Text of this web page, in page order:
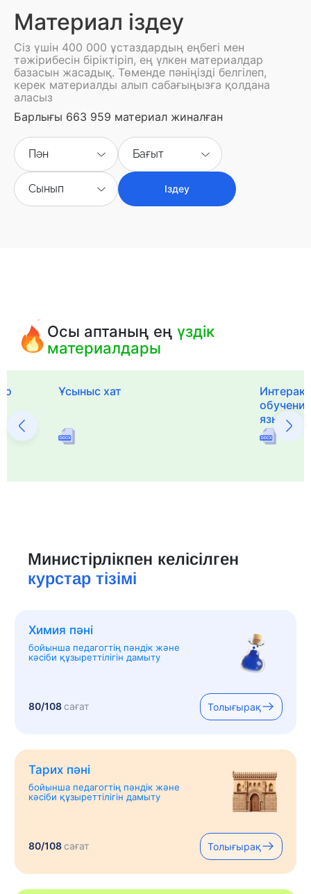
Материал іздеу
Сіз үшін 400 000 ұстаздардың еңбегі мен
тәжірибесін біріктіріп, ең үлкен материалдар
базасын жасадық. Төменде пәніңізді белгілеп,
керек материалды алып сабағыңызға қолдана
аласыз
Барлығы 663 959 материал жиналған
Пән Бағыт
Сынып Іздеу
Осы аптаның еңүздік
материалдары
Ұсыныс хат
языка и
Министірлікпен келісілген
курстар тізімі
Химия пәні
бойынша педагогтің пәндік және
кәсіби құзыреттілігін дамыту
80/108сағат Толығырақ
Тарих пәні
бойынша педагогтің пәндік және
кәсіби құзыреттілігін дамыту
80/108сағат Толығырақ